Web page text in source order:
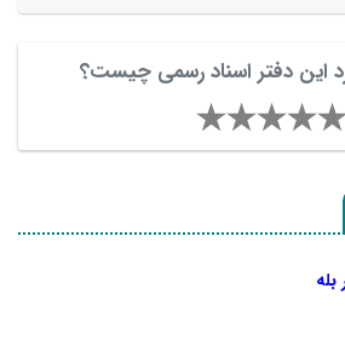
این دفتر اسناد رسمی چیست؟